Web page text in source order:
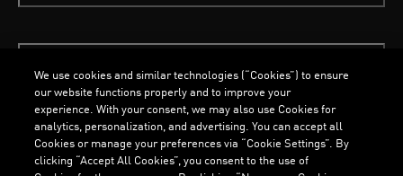
العربية
We use cookies and similar technologies (“Cookies”) to ensure
our website functions properly and to improve your
experience. With your consent, we may also use Cookies for
analytics, personalization, and advertising. You can accept all
Cookies or manage your preferences via “Cookie Settings”. By
clicking “Accept All Cookies”, you consent to the use of